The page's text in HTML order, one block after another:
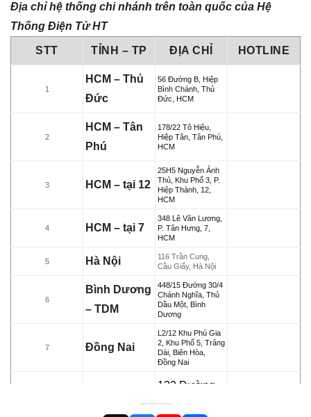
Địa chỉ hệ thống chi nhánh trên toàn quốc của Hệ
Thống Điện Tử HT
STT TỈNH – TP ĐỊA CHỈ HOTLINE
1
HCM – Thủ
Đức
56 Đường B, Hiệp
Bình Chánh, Thủ
Đức, HCM
2
HCM – Tân
Phú
178/22 Tô Hiệu,
Hiệp Tân, Tân Phú,
HCM
3 HCM – tại 12
25H5 Nguyễn Ảnh
Thủ, Khu Phố 3, P.
Hiệp Thành, 12,
HCM
4 HCM – tại 7
348 Lê Văn Lương,
P. Tân Hưng, 7,
HCM
5 Hà Nội
116 Trần Cung,
Cầu Giấy, Hà Nội
6
Bình Dương
– TDM
448/15 Đường 30/4
Chánh Nghĩa, Thủ
Dầu Một, Bình
Dương
7 Đồng Nai
L2/12 Khu Phú Gia
2, Khu Phố 5, Trảng
Dài, Biên Hòa,
Đồng Nai
132 Đường
B25, KĐC